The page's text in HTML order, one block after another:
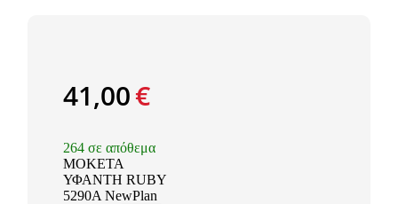
41,00€
264 σε απόθεμα
ΜΟΚΕΤΑ
ΥΦΑΝΤΗ RUBY
5290A NewPlan